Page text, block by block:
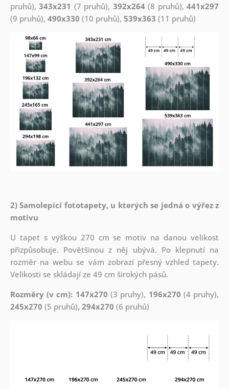
pruhů),343x231 (7 pruhů), 392x264(8 pruhů),441x297
(9 pruhů), 490x330 (10 pruhů), 539x363 (11 pruhů)
2) Samolepící fototapety, u kterých se jedná o výřez z
motivu
U tapet s výškou 270 cm se motiv na danou velikost
přizpůsobuje. Povětšinou z něj ubývá. Po klepnutí na
rozměr na webu se vám zobrazí přesný vzhled tapety.
Velikosti se skládají ze 49 cm širokých pásů.
Rozměry (v cm): 147x270 (3 pruhy), 196x270 (4 pruhy),
245x270 (5 pruhů), 294x270 (6 pruhů)